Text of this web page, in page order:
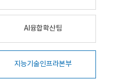
AI융합확산팀
지능기술인프라본부